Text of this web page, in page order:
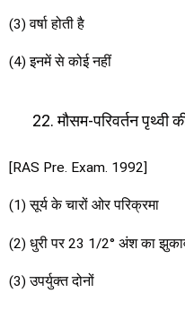
(3) वर्षा होती है
(4) इनमें से कोई नहीं
मौसम-परिवर्तन पृथ्वी
[RAS Pre. Exam. 1992]
(1) सूर्य के चारों ओर परिक्रमा
(2) धुरी पर 23 1/2° अंश का
(3) उपर्युक्त दोनों